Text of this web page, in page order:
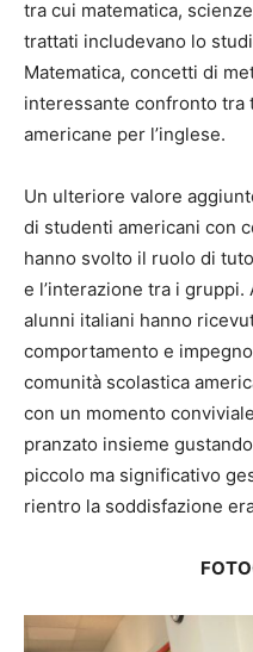
tra cui matematica,
trattati includevano lo
Matematica, concetti di
interessante confronto tra
americane per l’inglese.
Un ulteriore valore
di studenti americani con
hanno svolto il ruolo di
e l’interazione tra i
alunni italiani hanno
comportamento e
comunità scolastica
con un momento
pranzato insieme
piccolo ma significativo
rientro la soddisfazione